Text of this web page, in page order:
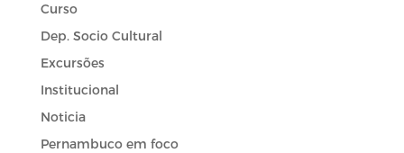
Curso
Dep. Socio Cultural
Excursões
Institucional
Noticia
Pernambuco em foco